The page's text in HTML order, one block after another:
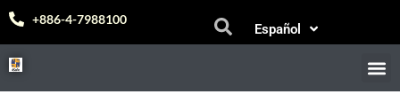
+886-4-7988100
Español
中文 (台灣)